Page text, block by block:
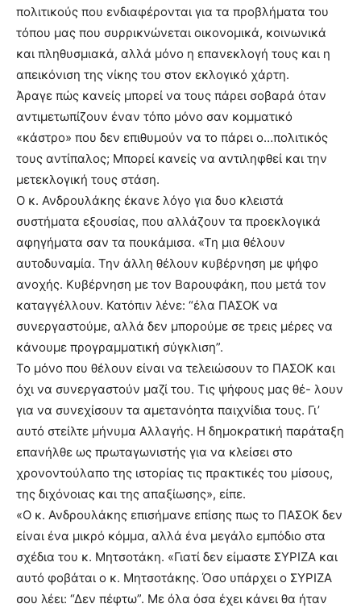
πολιτικούς που ενδιαφέρονται για τα προβλήματα του
τόπου μας που συρρικνώνεται οικονομικά, κοινωνικά
και πληθυσμιακά, αλλά μόνο η επανεκλογή τους και η
απεικόνιση της νίκης του στον εκλογικό χάρτη.
Άραγε πώς κανείς μπορεί να τους πάρει σοβαρά όταν
αντιμετωπίζουν έναν τόπο μόνο σαν κομματικό
«κάστρο» που δεν επιθυμούν να το πάρει ο…πολιτικός
τους αντίπαλος; Μπορεί κανείς να αντιληφθεί και την
μετεκλογική τους στάση.
Ο κ. Ανδρουλάκης έκανε λόγο για δυο κλειστά
συστήματα εξουσίας, που αλλάζουν τα προεκλογικά
αφηγήματα σαν τα πουκάμισα. «Τη μια θέλουν
αυτοδυναμία. Την άλλη θέλουν κυβέρνηση με ψήφο
ανοχής. Κυβέρνηση με τον Βαρουφάκη, που μετά τον
καταγγέλλουν. Κατόπιν λένε: “έλα ΠΑΣΟΚ να
συνεργαστούμε, αλλά δεν μπορούμε σε τρεις μέρες να
κάνουμε προγραμματική σύγκλιση”.
Το μόνο που θέλουν είναι να τελειώσουν το ΠΑΣΟΚ και
όχι να συνεργαστούν μαζί του. Τις ψήφους μας θέ- λουν
για να συνεχίσουν τα αμετανόητα παιχνίδια τους. Γι’
αυτό στείλτε μήνυμα Αλλαγής. Η δημοκρατική παράταξη
επανήλθε ως πρωταγωνιστής για να κλείσει στο
χρονοντούλαπο της ιστορίας τις πρακτικές του μίσους,
της διχόνοιας και της απαξίωσης», είπε.
«Ο κ. Ανδρουλάκης επισήμανε επίσης πως το ΠΑΣΟΚ δεν
είναι ένα μικρό κόμμα, αλλά ένα μεγάλο εμπόδιο στα
σχέδια του κ. Μητσοτάκη. «Γιατί δεν είμαστε ΣΥΡΙΖΑ και
αυτό φοβάται ο κ. Μητσοτάκης. Όσο υπάρχει ο ΣΥΡΙΖΑ
σου λέει: “Δεν πέφτω”. Με όλα όσα έχει κάνει θα ήταν